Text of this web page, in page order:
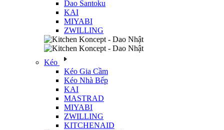
Dao Santoku
KAI
MIYABI
ZWILLING
Kéo
Kéo Gia Cầm
Kéo Nhà Bếp
KAI
MASTRAD
MIYABI
ZWILLING
KITCHENAID